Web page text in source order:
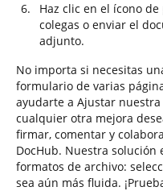
Haz clic en el ícono
colegas o enviar el
adjunto.
No importa si necesitas
formulario de varias
ayudarte a Ajustar
cualquier otra mejora
firmar, comentar y
DocHub. Nuestra
formatos de archivo:
sea aún más fluida.